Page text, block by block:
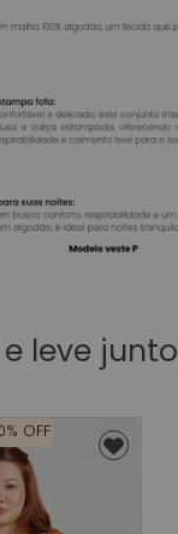
leve junto
OFF